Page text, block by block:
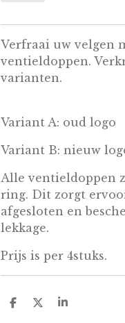
Verfraai uw velgen
ventieldoppen.
varianten.
Variant A: oud logo
Variant B: nieuw
Alle ventieldoppen
ring. Dit zorgt
afgesloten en
lekkage.
Prijs is per 4stuks.
D
D
S